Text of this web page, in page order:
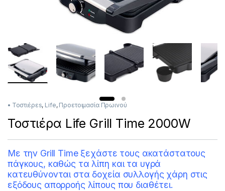
• Τοστιέρεs, Life, Προετοιμασία Πρωινού
Τοστιέρα Life Grill Time 2000W
Με την Grill Time ξεχάστε τους ακατάστατους
πάγκους, καθώς τα λίπη και τα υγρά
κατευθύνονται στα δοχεία συλλογής χάρη στις
εξόδους απορροής λίπους που διαθέτει.